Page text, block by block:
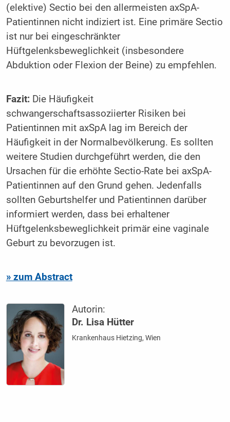
(elektive) Sectio bei den allermeisten axSpA-
Patientinnen nicht indiziert ist. Eine primäre Sectio
ist nur bei eingeschränkter
Hüftgelenksbeweglichkeit (insbesondere
Abduktion oder Flexion der Beine) zu empfehlen.
Fazit:Die Häufigkeit
schwangerschaftsassoziierter Risiken bei
Patientinnen mit axSpA lag im Bereich der
Häufigkeit in der Normalbevölkerung. Es sollten
weitere Studien durchgeführt werden, die den
Ursachen für die erhöhte Sectio-Rate bei axSpA-
Patientinnen auf den Grund gehen. Jedenfalls
sollten Geburtshelfer und Patientinnen darüber
informiert werden, dass bei erhaltener
Hüftgelenksbeweglichkeit primär eine vaginale
Geburt zu bevorzugen ist.
» zum Abstract
Autorin:
Dr. Lisa Hütter
Krankenhaus Hietzing, Wien